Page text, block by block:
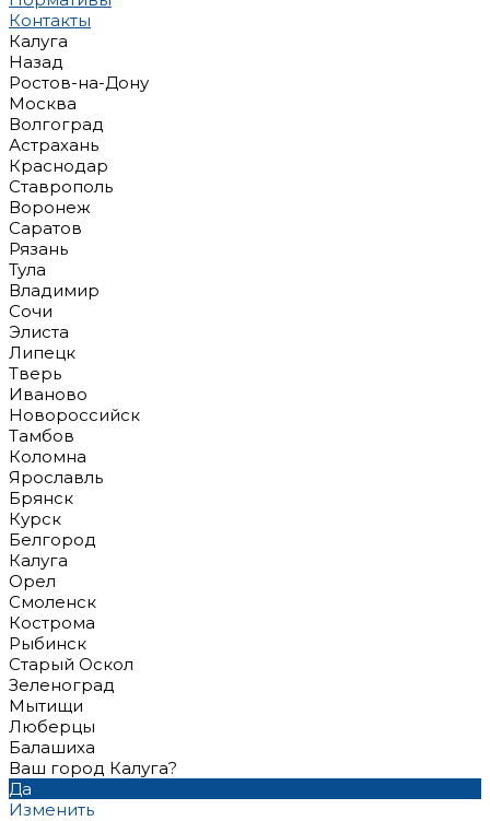
Контакты
Калуга
Назад
Ростов-на-Дону
Москва
Волгоград
Астрахань
Краснодар
Ставрополь
Воронеж
Саратов
Рязань
Тула
Владимир
Сочи
Элиста
Липецк
Тверь
Иваново
Новороссийск
Тамбов
Коломна
Ярославль
Брянск
Курск
Белгород
Калуга
Орел
Смоленск
Кострома
Рыбинск
Старый Оскол
Зеленоград
Мытищи
Люберцы
Балашиха
Ваш город Калуга?
Да
Изменить